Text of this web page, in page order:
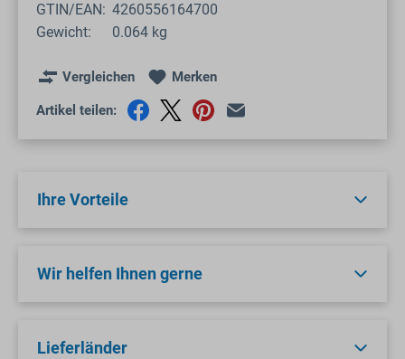
GTIN/EAN: 4260556164700
Gewicht:
0.064 kg
Vergleichen Merken
Artikel teilen:
Ihre Vorteile
Wir helfen Ihnen gerne
Lieferländer